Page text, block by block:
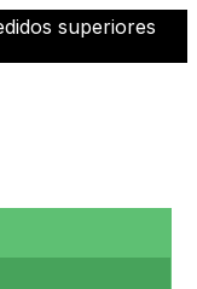
superiores